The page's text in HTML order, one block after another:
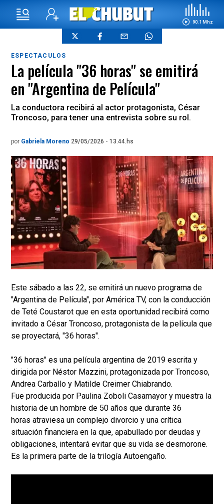
90.1 Mhz
ESPECTACULOS
La película "36 horas" se emitirá
en "Argentina de Película"
La conductora recibirá al actor protagonista, César
Troncoso, para tener una entrevista sobre su rol.
por Gabriela Moreno 29/05/2026 - 13.44.hs
Este sábado a las 22, se emitirá un nuevo programa de
"Argentina de Película", por América TV, con la conducción
de Teté Coustarot que en esta oportunidad recibirá como
invitado a César Troncoso, protagonista de la película que
se proyectará, "36 horas".
"36 horas" es una película argentina de 2019 escrita y
dirigida por Néstor Mazzini, protagonizada por Troncoso,
Andrea Carballo y Matilde Creimer Chiabrando.
Fue producida por Paulina Zoboli Casamayor y muestra la
historia de un hombre de 50 años que durante 36
horas atraviesa un complejo divorcio y una crítica
situación financiera en la que, apabullado por deudas y
obligaciones, intentará evitar que su vida se desmorone.
Es la primera parte de la trilogía Autoengaño.